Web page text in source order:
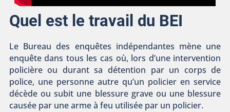
Quel est le travail du BEI
Le Bureau des enquêtes indépendantes mène une
enquête dans tous les cas où, lors d’une intervention
policière ou durant sa détention par un corps de
police, une personne autre qu’un policier en service
décède ou subit une blessure grave ou une blessure
causée par une arme à feu utilisée par un policier.